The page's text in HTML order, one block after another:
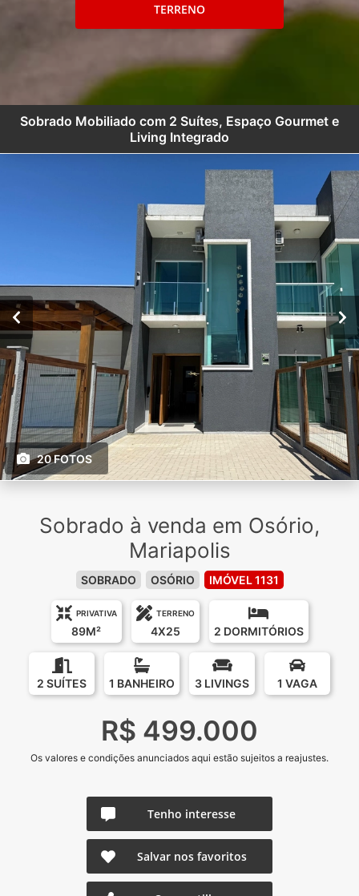
TERRENO
Sobrado Mobiliado com 2 Suítes, Espaço Gourmet e
Living Integrado
20 FOTOS
Sobrado à venda em Osório,
Mariapolis
SOBRADO OSÓRIO IMÓVEL 1131
PRIVATIVA
89M²
TERRENO
4X25 2 DORMITÓRIOS
2 SUÍTES 1 BANHEIRO 3 LIVINGS 1 VAGA
R$ 499.000
Os valores e condições anunciados aqui estão sujeitos a reajustes.
Tenho interesse
Salvar nos favoritos